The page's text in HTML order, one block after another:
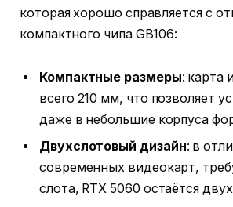
которая хорошо справляется с
компактного чипа GB106:
Компактные размеры: карта
всего 210 мм, что позволяет
даже в небольшие корпуса
Двухслотовый дизайн: в
современных видеокарт,
слота, RTX 5060 остаётся